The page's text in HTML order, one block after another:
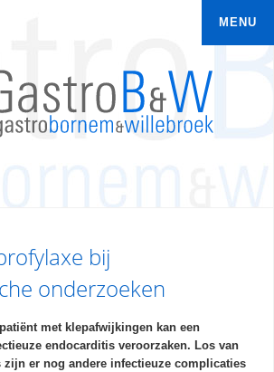
gaan
MENU
bij
onderzoeken
met klepafwijkingen kan een
endocarditis veroorzaken. Los van
zijn er nog andere infectieuze complicaties